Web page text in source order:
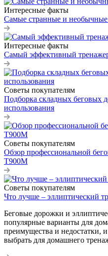
Интересные факты
Самые странные и
Интересные факты
Самый эффективный
Советы покупателям
Подборка складных беговых
использования
Советы покупателям
Обзор профессиональной
T900M
Советы покупателям
Что лучше – эллиптический
Беговые дорожки и
популярные варианты для
преимущества и недостатки,
выбрать для домашнего